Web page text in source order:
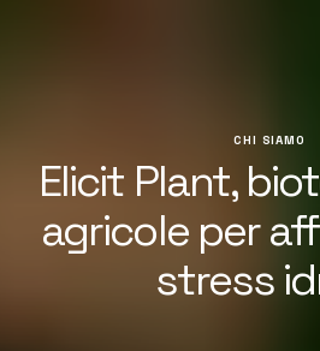
CHI SIAMO
Elicit Plant,
agricole per
stress